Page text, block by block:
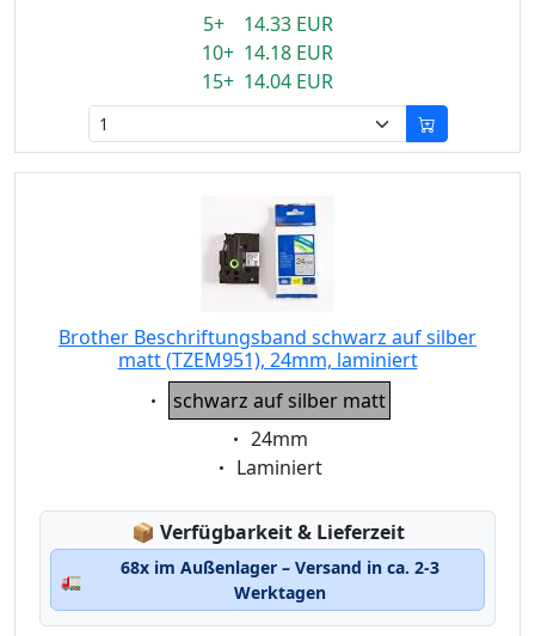
5+ 14.33 EUR
10+ 14.18 EUR
15+ 14.04 EUR
Brother Beschriftungsband schwarz auf silber
matt (TZEM951), 24mm, laminiert
Eigenschaft:
schwarz auf silber matt
Eigenschaft:
24mm
Eigenschaft:
Laminiert
📦 Lagerstatus:
Verfügbarkeit & Lieferzeit
🚛
68x im Außenlager – Versand in ca. 2-3
Werktagen